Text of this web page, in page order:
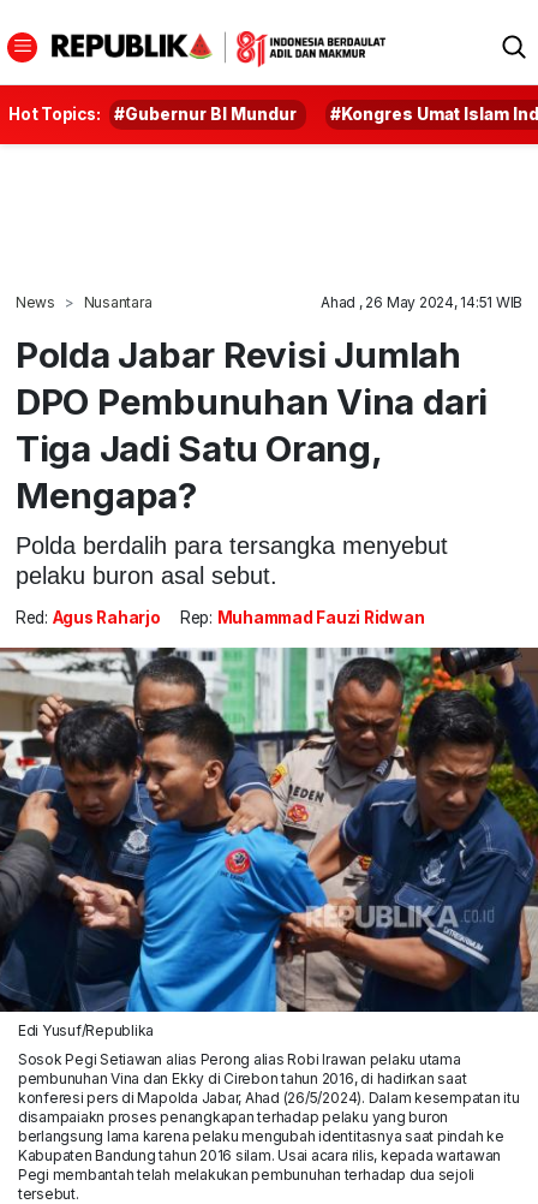
Hot Topics: #Gubernur BI Mundur #Kongres Umat Islam
News Nusantara Ahad , 26 May 2024, 14:51 WIB
Polda Jabar Revisi Jumlah
DPO Pembunuhan Vina dari
Tiga Jadi Satu Orang,
Mengapa?
Polda berdalih para tersangka menyebut
pelaku buron asal sebut.
Red: Agus Raharjo Rep: Muhammad Fauzi Ridwan
Edi Yusuf/Republika
Sosok Pegi Setiawan alias Perong alias Robi Irawan pelaku utama
pembunuhan Vina dan Ekky di Cirebon tahun 2016, di hadirkan saat
konferesi pers di Mapolda Jabar, Ahad (26/5/2024). Dalam kesempatan itu
disampaiakn proses penangkapan terhadap pelaku yang buron
berlangsung lama karena pelaku mengubah identitasnya saat pindah ke
Kabupaten Bandung tahun 2016 silam. Usai acara rilis, kepada wartawan
Pegi membantah telah melakukan pembunuhan terhadap dua sejoli
tersebut.